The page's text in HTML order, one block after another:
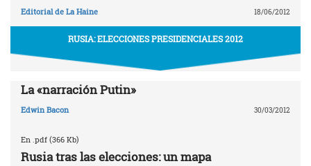
Editorial de La Haine 18/06/2012
RUSIA: ELECCIONES PRESIDENCIALES 2012
La «narración Putin»
Edwin Bacon 30/03/2012
En .pdf (366 Kb)
Rusia tras las elecciones: un mapa